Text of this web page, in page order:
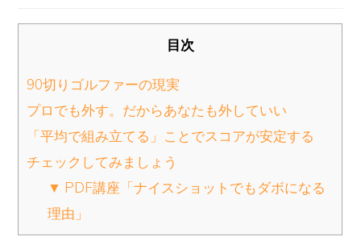
目次
90切りゴルファーの現実
プロでも外す。だからあなたも外していい
「平均で組み立てる」ことでスコアが安定する
チェックしてみましょう
▼ PDF講座「ナイスショットでもダボになる
理由」